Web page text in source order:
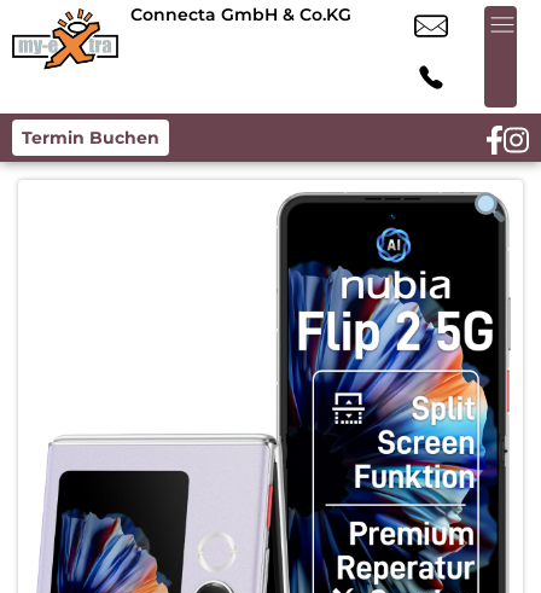
Connecta GmbH & Co.KG
Termin Buchen